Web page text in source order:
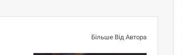
Більше Від Автора